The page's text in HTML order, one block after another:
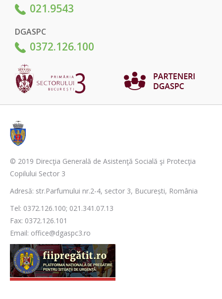
021.9543
DGASPC
0372.126.100
© 2019 Direcţia Generală de Asistenţă Socială şi Protecţia
Copilului Sector 3
Adresă: str.Parfumului nr.2-4, sector 3, București, România
Tel: 0372.126.100; 021.341.07.13
Fax: 0372.126.101
Email: office@dgaspc3.ro